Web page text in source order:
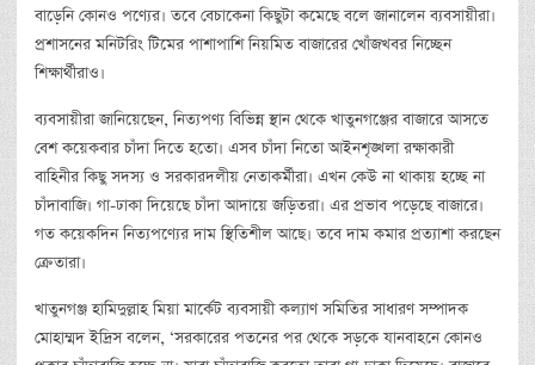
বাড়েনি কোনও পণ্যের। তবে বেচাকেনা কিছুটা কমেছে বলে জানালেন ব্যবসায়ীরা।
প্রশাসনের মনিটরিং টিমের পাশাপাশি নিয়মিত বাজারের খোঁজখবর নিচ্ছেন
শিক্ষার্থীরাও।
ব্যবসায়ীরা জানিয়েছেন, নিত্যপণ্য বিভিন্ন স্থান থেকে খাতুনগঞ্জের বাজারে আসতে
বেশ কয়েকবার চাঁদা দিতে হতো। এসব চাঁদা নিতো আইনশৃঙ্খলা রক্ষাকারী
বাহিনীর কিছু সদস্য ও সরকারদলীয় নেতাকর্মীরা। এখন কেউ না থাকায় হচ্ছে না
চাঁদাবাজি। গা-ঢাকা দিয়েছে চাঁদা আদায়ে জড়িতরা। এর প্রভাব পড়েছে বাজারে।
গত কয়েকদিন নিত্যপণ্যের দাম স্থিতিশীল আছে। তবে দাম কমার প্রত্যাশা করছেন
ক্রেতারা।
খাতুনগঞ্জ হামিদুল্লাহ মিয়া মার্কেট ব্যবসায়ী কল্যাণ সমিতির সাধারণ সম্পাদক
মোহাম্মদ ইদ্রিস বলেন, ‘সরকারের পতনের পর থেকে সড়কে যানবাহনে কোনও